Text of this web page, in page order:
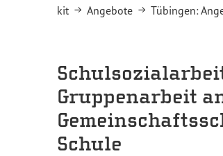
kit Angebote Tübingen:
Gruppenarbeit
Schule